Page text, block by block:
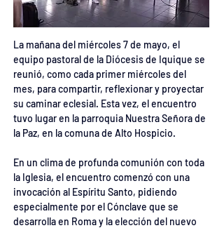
La mañana del miércoles 7 de mayo, el
equipo pastoral de la Diócesis de Iquique se
reunió, como cada primer miércoles del
mes, para compartir, reflexionar y proyectar
su caminar eclesial. Esta vez, el encuentro
tuvo lugar en la parroquia Nuestra Señora de
la Paz, en la comuna de Alto Hospicio.
En un clima de profunda comunión con toda
la Iglesia, el encuentro comenzó con una
invocación al Espíritu Santo, pidiendo
especialmente por el Cónclave que se
desarrolla en Roma y la elección del nuevo